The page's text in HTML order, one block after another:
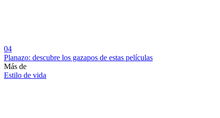
04
Planazo: descubre los gazapos de estas películas
Más de
Estilo de vida